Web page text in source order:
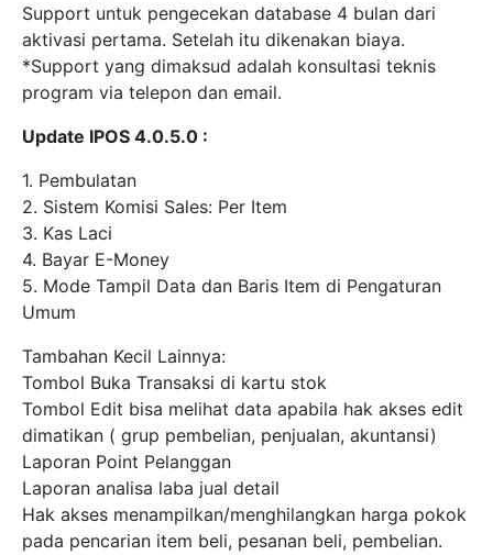
Support untuk pengecekan database 4 bulan dari
aktivasi pertama. Setelah itu dikenakan biaya.
*Support yang dimaksud adalah konsultasi teknis
program via telepon dan email.
Update IPOS 4.0.5.0 :
1. Pembulatan
2. Sistem Komisi Sales: Per Item
3. Kas Laci
4. Bayar E-Money
5. Mode Tampil Data dan Baris Item di Pengaturan
Umum
Tambahan Kecil Lainnya:
Tombol Buka Transaksi di kartu stok
Tombol Edit bisa melihat data apabila hak akses edit
dimatikan ( grup pembelian, penjualan, akuntansi)
Laporan Point Pelanggan
Laporan analisa laba jual detail
Hak akses menampilkan/menghilangkan harga pokok
pada pencarian item beli, pesanan beli, pembelian.